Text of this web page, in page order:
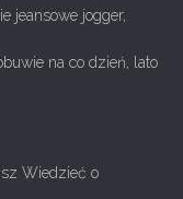
jeansowe jogger,
na co dzień, lato
Wiedzieć o